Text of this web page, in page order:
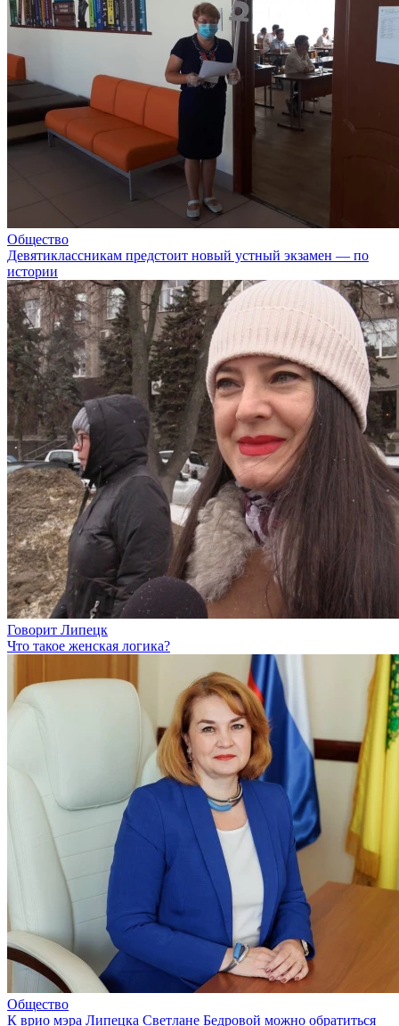
Общество
Девятиклассникам предстоит новый устный экзамен — по
истории
Говорит Липецк
Что такое женская логика?
Общество
К врио мэра Липецка Светлане Бедровой можно обратиться